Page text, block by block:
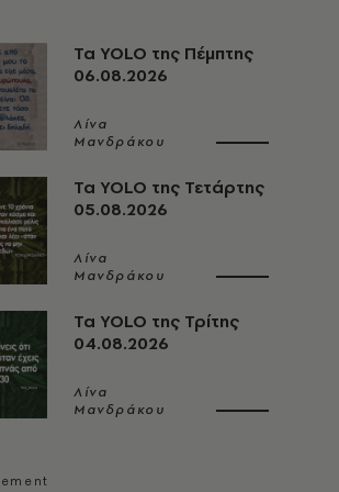
Τα YOLO της Πέμπτης
06.08.2026
Λίνα
Μανδράκου
Τα YOLO της Τετάρτης
05.08.2026
Λίνα
Μανδράκου
Τα YOLO της Τρίτης
04.08.2026
Λίνα
Μανδράκου